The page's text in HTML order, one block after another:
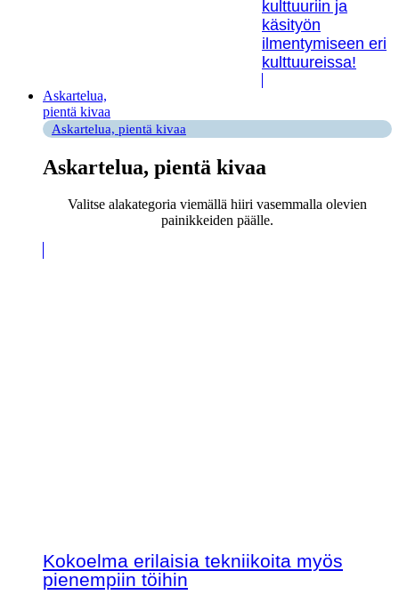
kulttuuriin ja
käsityön
ilmentymiseen eri
kulttuureissa!
Askartelua,
pientä kivaa
Askartelua, pientä kivaa
Askartelua, pientä kivaa
Valitse alakategoria viemällä hiiri vasemmalla olevien
painikkeiden päälle.
Kokoelma erilaisia tekniikoita myös
pienempiin töihin